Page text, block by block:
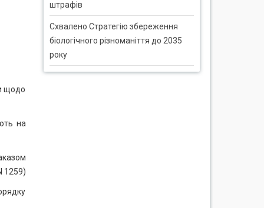
щодо
на
1259)
штрафів
Схвалено Стратегію збереження
біологічного різноманіття до 2035
року